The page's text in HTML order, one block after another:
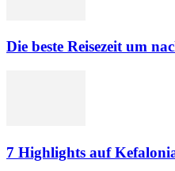
Die beste Reisezeit um
7 Highlights auf